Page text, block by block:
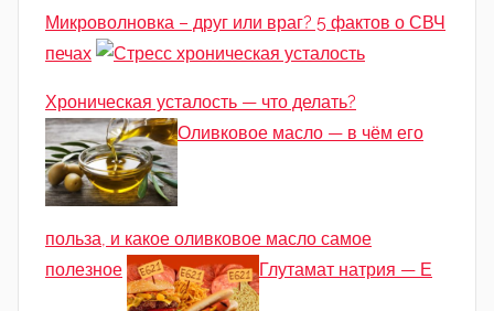
Микроволновка – друг или враг? 5 фактов о СВЧ
печах
Хроническая усталость — что делать?
Оливковое масло — в чём его
польза, и какое оливковое масло самое
полезное
Глутамат натрия — Е